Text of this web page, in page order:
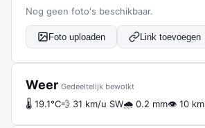
Nog geen foto's beschikbaar.
Foto uploaden Link toevoegen
Weer Gedeeltelijk bewolkt
🌡 19.1°C💨 31 km/u SW🌧 0.2 mm👁 10 km